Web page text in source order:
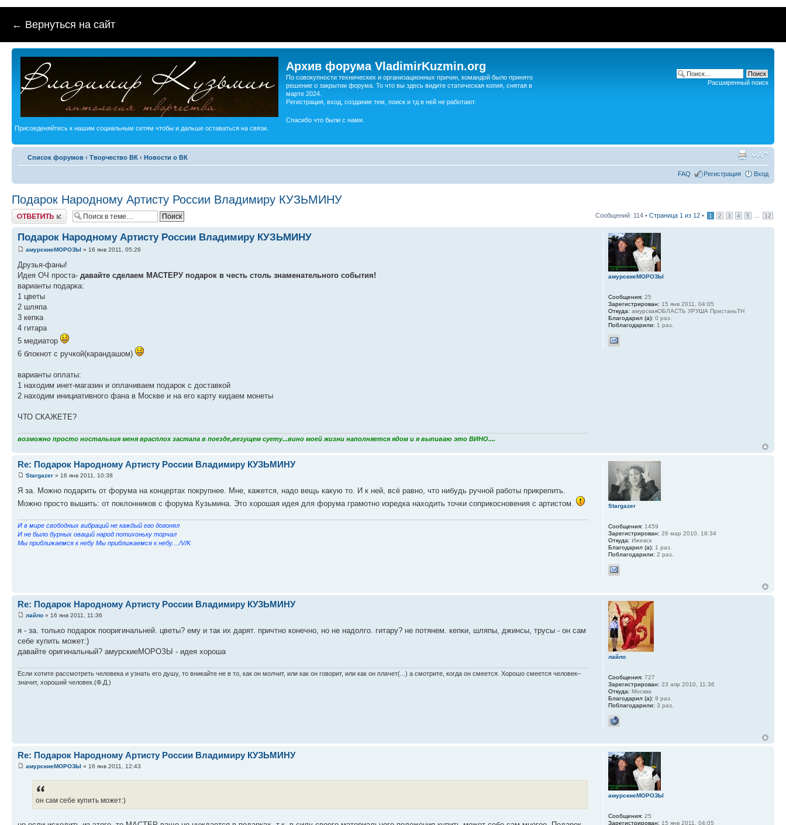
← Вернуться на сайт
Архив форума VladimirKuzmin.org
По совокупности технических и организационных причин, командой было принято
решение о закрытии форума. То что вы здесь видите статическая копия, снятая в
марте 2024.
Регистрация, вход, создание тем, поиск и тд в ней не работают.
Спасибо что были с нами.
Присоеденяйтесь к нашим социальным сетям чтобы и дальше оставаться на связи.
Расширенный поиск
Список форумов ‹ Творчество ВК ‹ Новости о ВК
FAQ Регистрация Вход
Подарок Народному Артисту России Владимиру КУЗЬМИНУ
Ответить Сообщений: 114 • Страница 1 из 12 • 1 2 3 4 5 12
Подарок Народному Артисту России Владимиру КУЗЬМИНУ
амурскиеМОРОЗЫ » 16 янв 2011, 05:26
Друзья-фаны!
Идея ОЧ проста- давайте сделаем МАСТЕРУ подарок в честь столь знаменательного события!
варианты подарка:
1 цветы
2 шляпа
3 кепка
4 гитара
5 медиатор
6 блокнот с ручкой(карандашом)
варианты оплаты:
1 находим инет-магазин и оплачиваем подарок с доставкой
2 находим инициативного фана в Москве и на его карту кидаем монеты
ЧТО СКАЖЕТЕ?
возможно просто ностальгия меня врасплох застала в поезде,везущем суету...вино моей жизни наполняется ядом и я выпиваю это ВИНО....
амурскиеМОРОЗЫ
Сообщения: 25
Зарегистрирован: 15 янв 2011, 04:05
Откуда: амурскаяОБЛАСТЬ УРУША ПристаньТН
Благодарил (а): 0 раз.
Поблагодарили: 1 раз.
Re: Подарок Народному Артисту России Владимиру КУЗЬМИНУ
Stargazer » 16 янв 2011, 10:38
Я за. Можно подарить от форума на концертах покрупнее. Мне, кажется, надо вещь какую то. И к ней, всё равно, что нибудь ручной работы прикрепить.
Можно просто вышить: от поклонников с форума Кузьмина. Это хорошая идея для форума грамотно изредка находить точки соприкосновения с артистом.
И в мире свободных вибраций не каждый его догонял
И не было бурных оваций народ потихоньку торчал
Мы приближаемся к небу Мы приближаемся к небу..../V/K
Stargazer
Сообщения: 1459
Зарегистрирован: 26 мар 2010, 18:34
Откуда: Ижевск
Благодарил (а): 1 раз.
Поблагодарили: 2 раз.
Re: Подарок Народному Артисту России Владимиру КУЗЬМИНУ
лайло » 16 янв 2011, 11:36
я - за. только подарок пооригинальней. цветы? ему и так их дарят. причтно конечно, но не надолго. гитару? не потянем. кепки, шляпы, джинсы, трусы - он сам
себе купить может:)
давайте оригинальный? амурскиеМОРОЗЫ - идея хороша
Если хотите рассмотреть человека и узнать его душу, то вникайте не в то, как он молчит, или как он говорит, или как он плачет(...) а смотрите, когда он смеется. Хорошо смеется человек–
значит, хороший человек.(Ф.Д.)
лайло
Сообщения: 727
Зарегистрирован: 23 апр 2010, 11:36
Откуда: Москва
Благодарил (а): 9 раз.
Поблагодарили: 3 раз.
Re: Подарок Народному Артисту России Владимиру КУЗЬМИНУ
амурскиеМОРОЗЫ » 16 янв 2011, 12:43
он сам себе купить может:)
амурскиеМОРОЗЫ
Сообщения: 25
Зарегистрирован: 15 янв 2011, 04:05